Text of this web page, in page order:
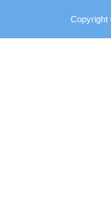
Copyright